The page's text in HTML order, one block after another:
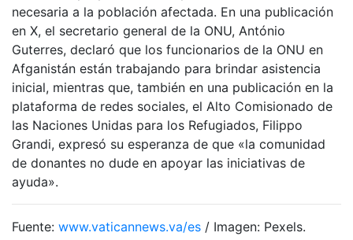
necesaria a la población afectada. En una publicación
en X, el secretario general de la ONU, António
Guterres, declaró que los funcionarios de la ONU en
Afganistán están trabajando para brindar asistencia
inicial, mientras que, también en una publicación en la
plataforma de redes sociales, el Alto Comisionado de
las Naciones Unidas para los Refugiados, Filippo
Grandi, expresó su esperanza de que «la comunidad
de donantes no dude en apoyar las iniciativas de
ayuda».
Fuente: www.vaticannews.va/es / Imagen: Pexels.